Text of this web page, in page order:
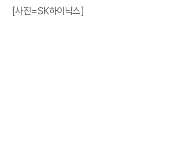
[사진=SK하이닉스]